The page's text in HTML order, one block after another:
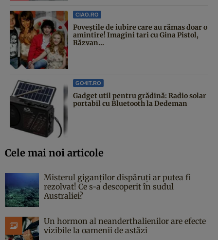
CIAO.RO
Poveştile de iubire care au rămas doar o
amintire! Imagini tari cu Gina Pistol,
Răzvan...
GO4IT.RO
Gadget util pentru grădină: Radio solar
portabil cu Bluetooth la Dedeman
Cele mai noi articole
Misterul giganților dispăruți ar putea fi
rezolvat! Ce s-a descoperit în sudul
Australiei?
Un hormon al neanderthalienilor are efecte
vizibile la oamenii de astăzi